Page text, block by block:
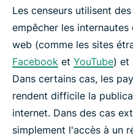
Les censeurs utilisent
empêcher les
web (comme les sites
Facebook et YouTube) et
Dans certains cas, les
rendent difficile la
internet. Dans des cas
simplement l'accès à un